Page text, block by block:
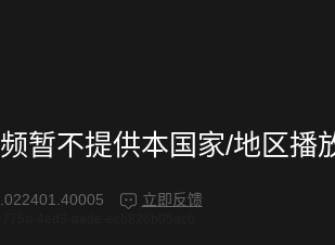
忙忙碌碌寻宝藏2
暂不提供本国家/地区播
立即反馈